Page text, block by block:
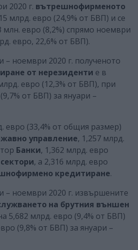
2020 г. вътрешнофирменото
млрд. евро (24,9% от БВП) и се
млн. евро (8,2%) спрямо ноември
евро, 22,6% от БВП).
– ноември 2020 г. полученото
от нерезиденти е в
евро (12,3% от БВП), при
от БВП) за януари –
евро (33,4% от общия размер)
управление, 1,257 млрд.
Банки, 1,362 млрд. евро
, а 2,316 млрд. евро
кредитиране.
– ноември 2020 г. извършените
на брутния външен
5,682 млрд. евро (9,4% от БВП)
(9,8% от БВП) за януари –